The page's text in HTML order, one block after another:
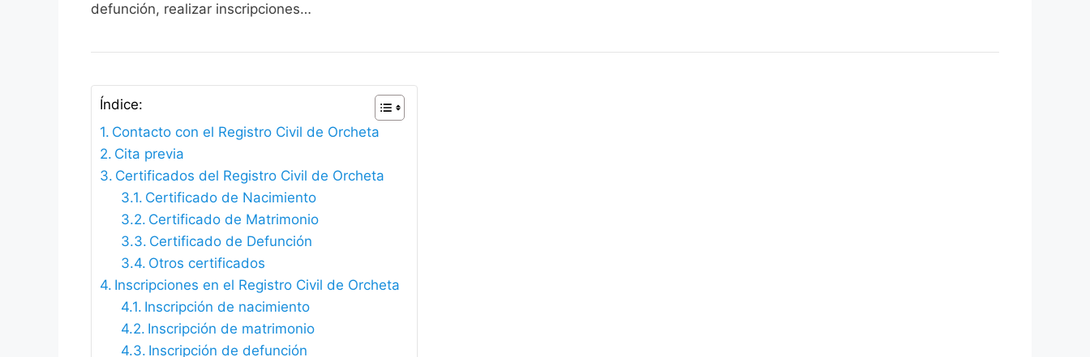
defunción, realizar inscripciones…
Índice:
Contacto con el Registro Civil de Orcheta
Cita previa
Certificados del Registro Civil de Orcheta
Certificado de Nacimiento
Certificado de Matrimonio
Certificado de Defunción
Otros certificados
Inscripciones en el Registro Civil de Orcheta
Inscripción de nacimiento
Inscripción de matrimonio
Inscripción de defunción